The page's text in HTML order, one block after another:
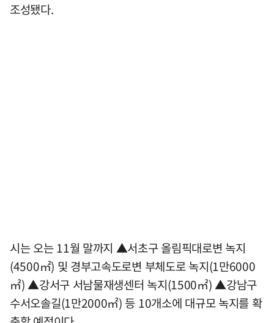
조성됐다.
시는 오는 11월 말까지 ▲서초구 올림픽대로변 녹지
(4500㎡) 및 경부고속도로변 부체도로 녹지(1만6000
㎡) ▲강서구 서남물재생센터 녹지(1500㎡) ▲강남구
수서오솔길(1만2000㎡) 등 10개소에 대규모 녹지를 확